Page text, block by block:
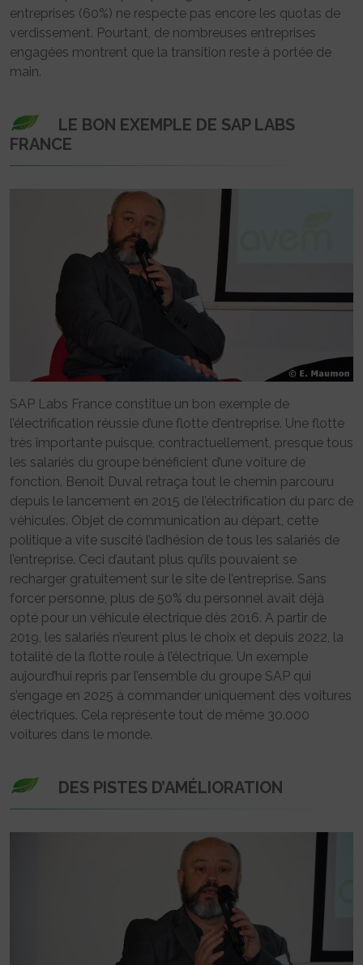
entreprises (60%) ne respecte pas encore les quotas de
verdissement. Pourtant, de nombreuses entreprises
engagées montrent que la transition reste à portée de
main.
LE BON EXEMPLE DE SAP LABS
FRANCE
SAP Labs France constitue un bon exemple de
l’électrification réussie d’une flotte d’entreprise. Une flotte
très importante puisque, contractuellement, presque tous
les salariés du groupe bénéficient d’une voiture de
fonction. Benoit Duval retraça tout le chemin parcouru
depuis le lancement en 2015 de l’électrification du parc de
véhicules. Objet de communication au départ, cette
politique a vite suscité l’adhésion de tous les salariés de
l’entreprise. Ceci d’autant plus qu’ils pouvaient se
recharger gratuitement sur le site de l’entreprise. Sans
forcer personne, plus de 50% du personnel avait déjà
opté pour un véhicule électrique dès 2016. A partir de
2019, les salariés n’eurent plus le choix et depuis 2022, la
totalité de la flotte roule à l’électrique. Un exemple
aujourd’hui repris par l’ensemble du groupe SAP qui
s’engage en 2025 à commander uniquement des voitures
électriques. Cela représente tout de même 30.000
voitures dans le monde.
DES PISTES D’AMÉLIORATION